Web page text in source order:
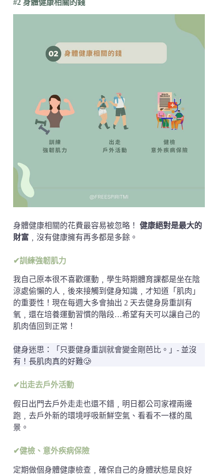
#2 身體健康相關的錢
身體健康相關的花費最容易被忽略！ 健康絕對是最大的
財富﹐沒有健康擁有再多都是多餘。
✔訓練強韌肌力
我自己原本很不喜歡運動﹐學生時期體育課都是坐在陰
涼處偷懶的人﹐後來接觸到健身知識﹐才知道「肌肉」
的重要性！現在每週大多會抽出 2 天去健身房重訓有
氧﹐還在培養運動習慣的階段…希望有天可以讓自己的
肌肉值回到正常！
健身迷思：「只要健身重訓就會變金剛芭比。」- 並沒
有！長肌肉真的好難🥲
✔出走去戶外活動
假日出門去戶外走走也還不錯﹐明日都公司家裡兩邊
跑﹐去戶外新的環境呼吸新鮮空氣、看看不一樣的風
景。
✔健檢、意外疾病保險
定期做個身體健康檢查﹐確保自己的身體狀態是良好